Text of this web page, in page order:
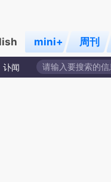
mini+ 周刊
讣闻